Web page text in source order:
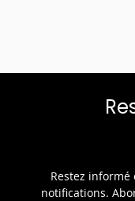
Restez
notifications.